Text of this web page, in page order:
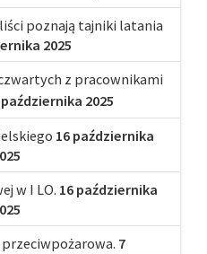
poznają tajniki latania
2025
z pracownikami
października 2025
16 października
w I LO. 16 października
7